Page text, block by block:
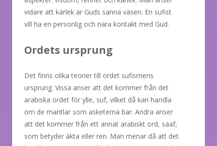
vidare att kärlek är Guds sanna väsen. En sufist
vill ha en personlig och nära kontakt med Gud.
Ordets ursprung
Det finns olika teorier till ordet sufismens
ursprung. Vissa anser att det kommer från det
arabiska ordet för ylle, suf, vilket då kan handla
om de mantlar som asketerna bar. Andra anser
att det kommer från ett annat arabiskt ord, saaf,
som betyder äkta eller ren. Man menar då att det